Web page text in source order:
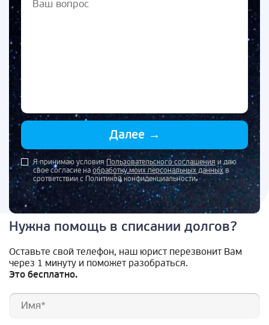
Далее →
Я принимаю условия Пользовательского соглашенияи даю
свое согласие на обработку моих персональных данныхв
соответствии с Политикой конфиденциальности
Нужна помощь в списании долгов?
Оставьте свой телефон, наш юрист перезвонит Вам
через 1 минуту и поможет разобраться.
Это бесплатно.